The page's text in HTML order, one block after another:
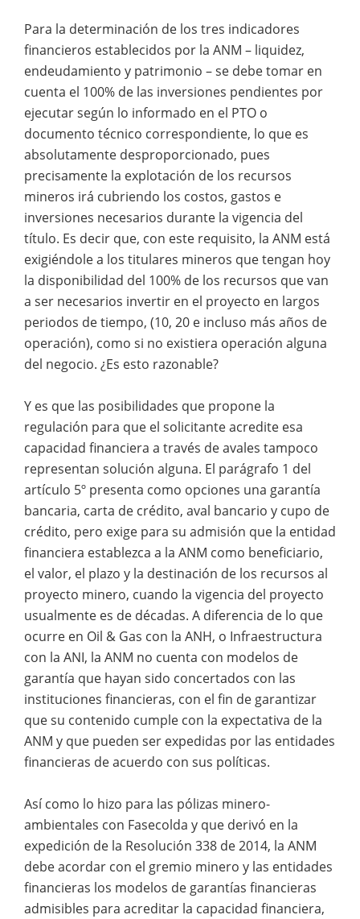
Para la determinación de los tres indicadores
financieros establecidos por la ANM – liquidez,
endeudamiento y patrimonio – se debe tomar en
cuenta el 100% de las inversiones pendientes por
ejecutar según lo informado en el PTO o
documento técnico correspondiente, lo que es
absolutamente desproporcionado, pues
precisamente la explotación de los recursos
mineros irá cubriendo los costos, gastos e
inversiones necesarios durante la vigencia del
título. Es decir que, con este requisito, la ANM está
exigiéndole a los titulares mineros que tengan hoy
la disponibilidad del 100% de los recursos que van
a ser necesarios invertir en el proyecto en largos
periodos de tiempo, (10, 20 e incluso más años de
operación), como si no existiera operación alguna
del negocio. ¿Es esto razonable?
Y es que las posibilidades que propone la
regulación para que el solicitante acredite esa
capacidad financiera a través de avales tampoco
representan solución alguna. El parágrafo 1 del
artículo 5º presenta como opciones una garantía
bancaria, carta de crédito, aval bancario y cupo de
crédito, pero exige para su admisión que la entidad
financiera establezca a la ANM como beneficiario,
el valor, el plazo y la destinación de los recursos al
proyecto minero, cuando la vigencia del proyecto
usualmente es de décadas. A diferencia de lo que
ocurre en Oil & Gas con la ANH, o Infraestructura
con la ANI, la ANM no cuenta con modelos de
garantía que hayan sido concertados con las
instituciones financieras, con el fin de garantizar
que su contenido cumple con la expectativa de la
ANM y que pueden ser expedidas por las entidades
financieras de acuerdo con sus políticas.
Así como lo hizo para las pólizas minero-
ambientales con Fasecolda y que derivó en la
expedición de la Resolución 338 de 2014, la ANM
debe acordar con el gremio minero y las entidades
financieras los modelos de garantías financieras
admisibles para acreditar la capacidad financiera,